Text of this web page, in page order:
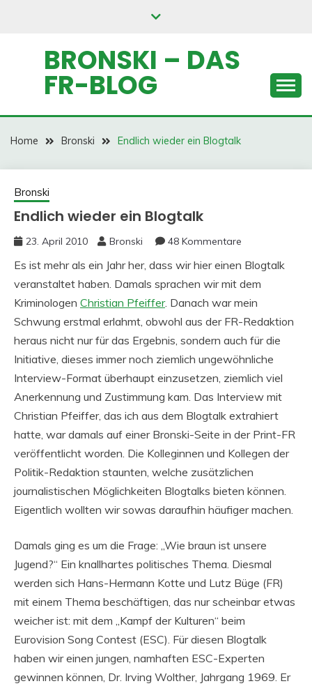
BRONSKI – DAS
FR-BLOG
Home Bronski Endlich wieder ein Blogtalk
Bronski
Endlich wieder ein Blogtalk
23. April 2010 Bronski 48 Kommentare
Es ist mehr als ein Jahr her, dass wir hier einen Blogtalk
veranstaltet haben. Damals sprachen wir mit dem
Kriminologen Christian Pfeiffer. Danach war mein
Schwung erstmal erlahmt, obwohl aus der FR-Redaktion
heraus nicht nur für das Ergebnis, sondern auch für die
Initiative, dieses immer noch ziemlich ungewöhnliche
Interview-Format überhaupt einzusetzen, ziemlich viel
Anerkennung und Zustimmung kam. Das Interview mit
Christian Pfeiffer, das ich aus dem Blogtalk extrahiert
hatte, war damals auf einer Bronski-Seite in der Print-FR
veröffentlicht worden. Die Kolleginnen und Kollegen der
Politik-Redaktion staunten, welche zusätzlichen
journalistischen Möglichkeiten Blogtalks bieten können.
Eigentlich wollten wir sowas daraufhin häufiger machen.
Damals ging es um die Frage: „Wie braun ist unsere
Jugend?“ Ein knallhartes politisches Thema. Diesmal
werden sich Hans-Hermann Kotte und Lutz Büge (FR)
mit einem Thema beschäftigen, das nur scheinbar etwas
weicher ist: mit dem „Kampf der Kulturen“ beim
Eurovision Song Contest (ESC). Für diesen Blogtalk
haben wir einen jungen, namhaften ESC-Experten
gewinnen können, Dr. Irving Wolther, Jahrgang 1969. Er